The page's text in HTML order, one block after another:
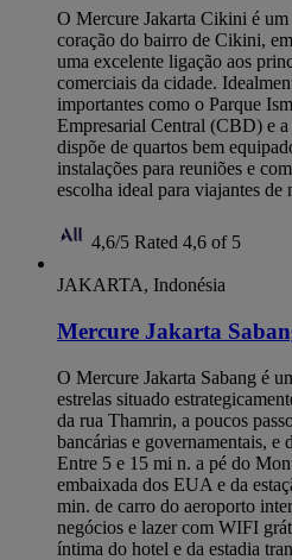
O Mercure Jakarta Cikini é
coração do bairro de Cikini,
uma excelente ligação aos
comerciais da cidade.
importantes como o Parque
Empresarial Central (CBD) e
dispõe de quartos bem
instalações para reuniões e
escolha ideal para viajantes de
4,6/5 Rated 4,6 of 5
JAKARTA, Indonésia
Mercure Jakarta
O Mercure Jakarta Sabang é
estrelas situado
da rua Thamrin, a poucos
bancárias e governamentais, e
Entre 5 e 15 mi n. a pé do
embaixada dos EUA e da
min. de carro do aeroporto
negócios e lazer com WIFI
íntima do hotel e da estadia